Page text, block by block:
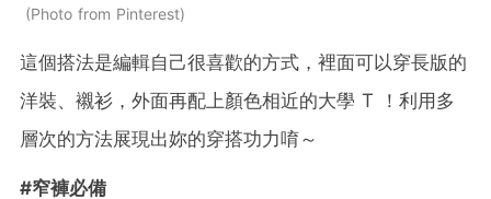
Photo from Pinterest
這個搭法是編輯自己很喜歡的方式，裡面可以穿長版的
洋裝、襯衫，外面再配上顏色相近的大學 T ！利用多
層次的方法展現出妳的穿搭功力唷～
#窄褲必備